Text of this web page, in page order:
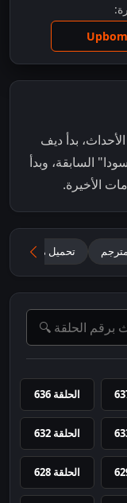
بدأ ديف
السابقة، وبدأ
الأخيرة.
تحميل مسلسل Vasudha مترجم
الحلقة 636
الحلقة 632
الحلقة 628